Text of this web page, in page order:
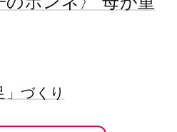
づくり